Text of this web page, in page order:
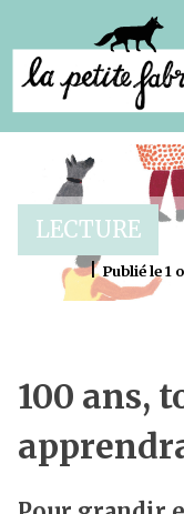
LECTURE
|Publié le 1
100 ans,